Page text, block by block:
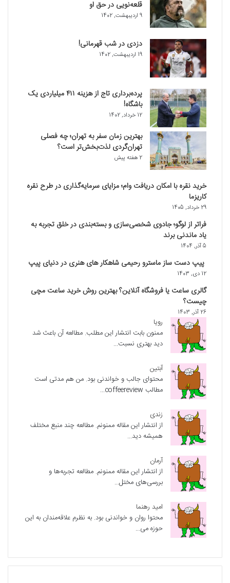
قلعه‌نویی در حق او
9 اردیبهشت, 1402
دزدی در شب قهرمانی!
19 اردیبهشت, 1402
پرده‌برداری تاج از هزینه ۴۱۱ میلیاردی یک
باشگاه!
12 خرداد, 1402
بهترین زمان سفر به تهران؛ چه فصلی
تهران‌گردی لذت‌بخش‌تر است؟
2 هفته پیش
خرید نقره با امکان دریافت وام؛ مزایای سرمایه‌گذاری در طرح نقره
کاریزما
29 خرداد, 1405
فراتر از لوگو؛ جادوی شخصی‌سازی و بسته‌بندی در خلق تجربه به
یاد ماندنی برند
5 آذر, 1404
پیپ دست‌ ساز ماسترو رحیمی شاهکار های هنری در دنیای پیپ
12 دی, 1403
گالری ساعت یا فروشگاه آنلاین؟ بهترین روش خرید ساعت مچی
چیست؟
26 آذر, 1403
رویا
ممنون بابت انتشار این مطلب. مطالعه آن باعث شد
دید بهتری نسبت...
آبتین
محتوای جالب و خواندنی بود. من هم مدتی است
مطالب coffeereview...
زندی
از انتشار این مقاله ممنونم. مطالعه چند منبع مختلف
همیشه دید...
آرمان
از انتشار این مقاله ممنونم. مطالعه تجربه‌ها و
بررسی‌های مختل...
امید رهنما
محتوا روان و خواندنی بود. به نظرم علاقه‌مندان به این
حوزه می...